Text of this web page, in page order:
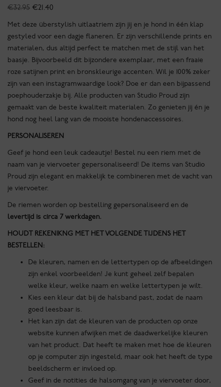
€32.95 Oorspronkelijke
€21.40Huidige
€21.40.
Met deze überstylish uitlaatriem zijn jij en je hond in één klap
gestyled voor een dagje flaneren. Er zijn verschillende prints en
materialen, dus altijd perfect te matchen met de stijl van het
baasje. Bijvoorbeeld dit bijzondere exemplaar, met een fraaie
roze satijnen print en bronskleurige accenten. Wil je 100% zeker
zijn van een instagramwaardige look? Doe er dan een bijpassend
poephouderzakje bij. Alle producten van Studio Proud zijn
gemaakt van de beste kwaliteit materialen. Zo genieten jij én je
hond nog heel lang van de mooiste hondenaccessoires.
PERSONALISEREN
Geef je hond een leuk cadeautje! Bestel nu een riem met de
naam van je viervoeter gepersonaliseerd! De items van Studio
Proud zijn elegant en makkelijk te combineren met de vacht van
je viervoeter.
De riemen worden op bestelling gepersonaliseerd en de
levertijd is circa 7 werkdagen.
HOUDT REKENIKNG MET HET VOLGENDE TIJDENS HET
BESTELLEN:
De kleuren, namen en de lettertypen op de afbeeldingen
zijn enkel voorbeelden! Je kunt geheel zelf bepalen
welke kleur, welke naam en welke lettertypen je wilt.
Kies een kleur dat bij de halsband past, zodat de naam
goed leesbaar is.
Het kan zijn dat de kleuren van de producten op onze
website kunnen afwijken met de daadwerkelijke kleuren
van het product. Dat heeft te maken met hoe de kleuren
op je computer zijn ingesteld, maar ook het heeft de type
beeldscherm er invloed op.
Geef in de notities de halsomgang van je viervoeter door,